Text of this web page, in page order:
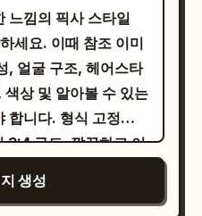
hair and outfit at
avoid extra
add logos,
고화질의 사실적인
캐릭터들은 세련된
었습니다. 흰색, 분홍
아트가 하트, 태양,
같은 낙서와 함께
굴이 섞이지 않도록 할
연스럽게 유지할 것;
새틴 버튼업 블라우스
, 사실적인 원단 움직
블랙 미디 스커트,
드 옐로우 컬러의 디
. 그녀는 한쪽 무릎
신감 넘치는 포즈로
어 에너제틱하고 매력
. 그녀의 뒤편에는
대한 반투명 단색 초상
느낌의 픽사 스타일
세요. 이때 참조 이미
, 얼굴 구조, 헤어스타
상 및 알아볼 수 있는
형식 고정
3:4 구도. 깔끔하고 이
장 느낌. 거대한 텍스
생성